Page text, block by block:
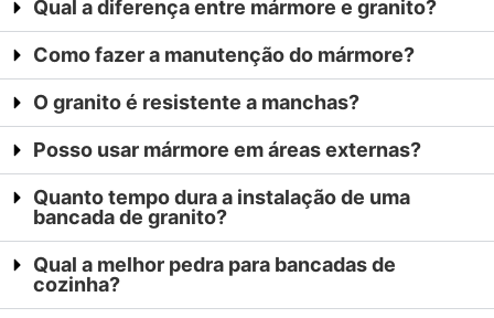
Qual a diferença entre mármore e granito?
Como fazer a manutenção do mármore?
O granito é resistente a manchas?
Posso usar mármore em áreas externas?
Quanto tempo dura a instalação de uma
bancada de granito?
Qual a melhor pedra para bancadas de
cozinha?